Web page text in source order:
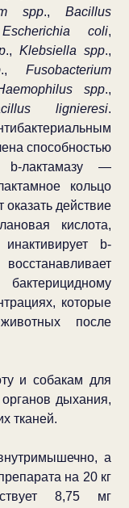
spp., Bacillus
Esсherichia coli,
., Klebsiella spp.,
., Fusobacterium
spp.,
lignieresi.
способностью
b-лактамазу —
кольцо
действие
кислота,
b-
которые
после
и собакам для
дыхания,
тканей.
а
на 20 кг
8,75 мг